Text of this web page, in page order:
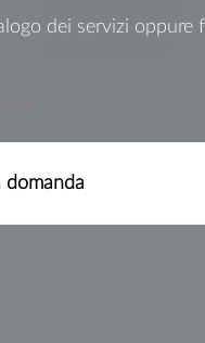
dei servizi